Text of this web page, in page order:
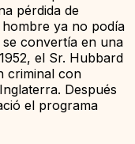
pérdida de
ya no podía
convertía en una
el Sr. Hubbard
criminal con
Después
el programa